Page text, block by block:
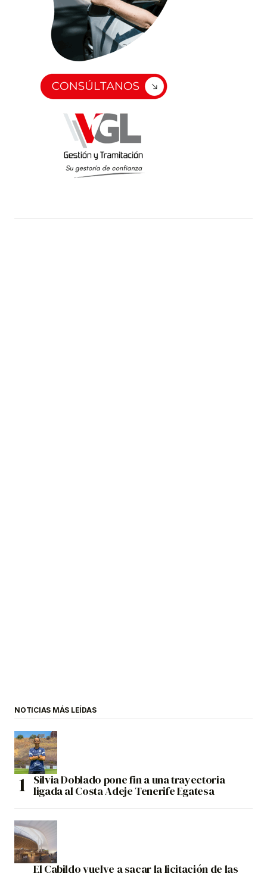
NOTICIAS MÁS LEÍDAS
Silvia Doblado pone fin a una trayectoria
ligada al Costa Adeje Tenerife Egatesa
El Cabildo vuelve a sacar la licitación de las